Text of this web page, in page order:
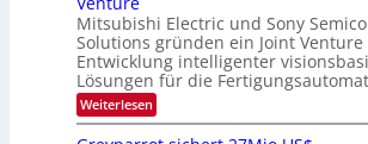
i
m
e
r
s
t
e
n
n
a
r
n
m
m
t
i
n
d
k
-
K
u
r
s
v
o
Mitsubishi Electric und Sony
Solutions gründen ein Joint
Entwicklung intelligenter
Lösungen für die
Weiterlesen:
M